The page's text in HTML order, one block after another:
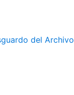
del Archivo